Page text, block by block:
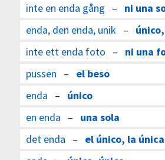
inte en enda gång – ni una
enda, den enda, unik–
inte ett enda foto – ni una
pussen – el beso
enda – único
en enda – una sola
det enda – el único, la única